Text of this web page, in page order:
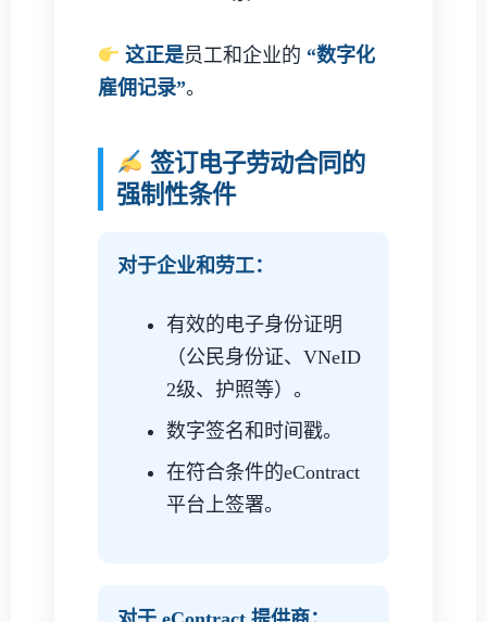
这正是员工和企业的 “数字化
雇佣记录”。
签订电子劳动合同的
强制性条件
对于企业和劳工：
有效的电子身份证明
（公民身份证、VNeID
2级、护照等）。
数字签名和时间戳。
在符合条件的eContract
平台上签署。